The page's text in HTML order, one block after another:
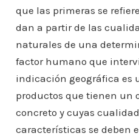
que las primeras se
dan a partir de las
naturales de una
factor humano que
indicación geográfica es
productos que tienen un
concreto y cuyas
características se deben